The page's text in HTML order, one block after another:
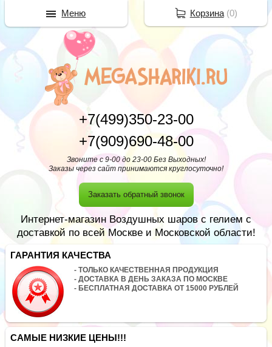
+7(499)350-23-00
+7(909)690-48-00
Звоните с 9-00 до 23-00 Без Выходных!
Заказы через сайт принимаются круглосуточно!
Заказать обратный звонок
Интернет-магазин Воздушных шаров с гелием с
доставкой по всей Москве и Московской области!
ГАРАНТИЯ КАЧЕСТВА
- ТОЛЬКО КАЧЕСТВЕННАЯ ПРОДУКЦИЯ
- ДОСТАВКА В ДЕНЬ ЗАКАЗА ПО МОСКВЕ
- БЕСПЛАТНАЯ ДОСТАВКА ОТ 15000 РУБЛЕЙ
САМЫЕ НИЗКИЕ ЦЕНЫ!!!
Корзина(0)
Меню